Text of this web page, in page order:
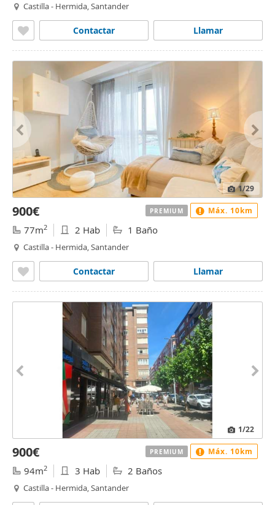
Castilla - Hermida, Santander
Llamar
Contactar
1/29
900€
77m2 2 Hab 1 Baño
Castilla - Hermida, Santander
Llamar
Contactar
PREMIUM Máx. 10km
1/22
900€
94m2 3 Hab 2 Baños
Castilla - Hermida, Santander
PREMIUM Máx. 10km